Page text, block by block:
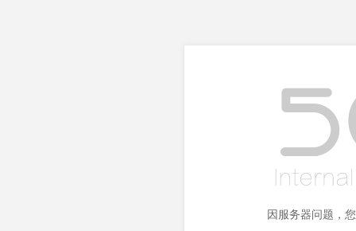
因服务器问题，